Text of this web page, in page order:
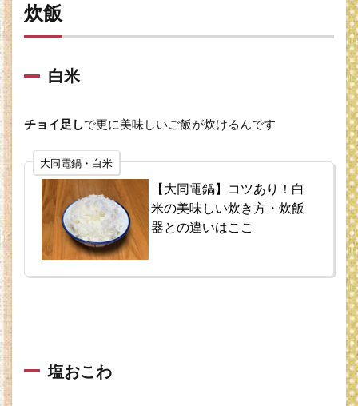
1.1
白米
塩お
1.3
飯
1.4
中華
風炊
き込
みご
1.5
飯
炊飯
白米
チョイ足しで更に美味しいご飯が炊けるんです
大同電鍋・白米
【大同電鍋】コツあり！白
米の美味しい炊き方・炊飯
器との違いはここ
塩おこわ